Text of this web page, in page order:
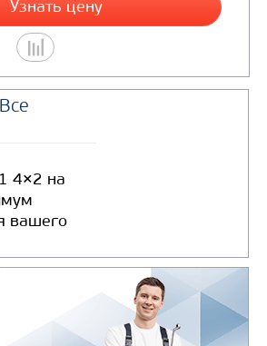
Цена по запросу
Производительность
Узнать цену
Все
4×2 на
вашего